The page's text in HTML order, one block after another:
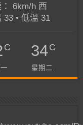
6km/h 西
33 • 低溫 31
C 34C
星期二